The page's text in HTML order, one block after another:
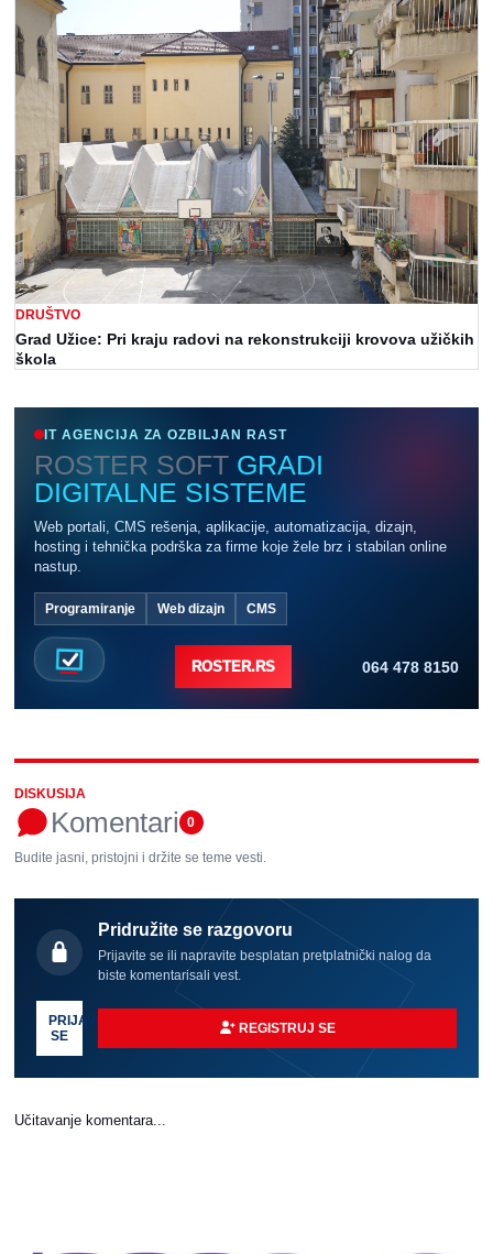
DRUŠTVO
Grad Užice: Pri kraju radovi na rekonstrukciji krovova užičkih
škola
IT AGENCIJA ZA OZBILJAN RAST
ROSTER SOFT GRADI
DIGITALNE SISTEME
Web portali, CMS rešenja, aplikacije, automatizacija, dizajn,
hosting i tehnička podrška za firme koje žele brz i stabilan online
nastup.
Programiranje Web dizajn CMS
ROSTER.RS 064 478 8150
DISKUSIJA
Komentari 0
Budite jasni, pristojni i držite se teme vesti.
Pridružite se razgovoru
Prijavite se ili napravite besplatan pretplatnički nalog da
biste komentarisali vest.
PRIJAVI
SE
REGISTRUJ SE
Učitavanje komentara...